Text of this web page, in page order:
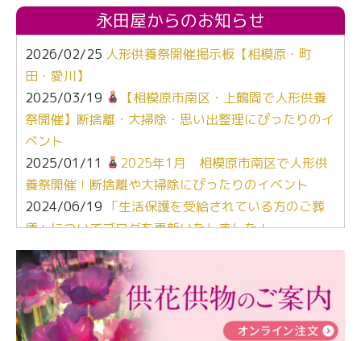
永田屋からのお知らせ
2026/02/25 人形供養祭開催掲示板【相模原・町
田・愛川】
2025/03/19
【相模原市南区・上鶴間で人形供養
祭開催】断捨離・大掃除・思い出整理にぴったりのイ
ベント
2025/01/11
2025年1月 相模原市南区で人形供
養祭開催！断捨離や大掃除にぴったりのイベント
2024/06/19 「生活保護を受給されている方のご葬
儀」についてブログを更新いたしました！
2024/03/06【終活なるほど教室】「マンガで学
ぶ！はじめてのお葬式」小さな家族葬ハウス®町田成
瀬 ご参加ありがとうございました！
2024/01/19令和6年能登半島地震災害の寄付のご報
告